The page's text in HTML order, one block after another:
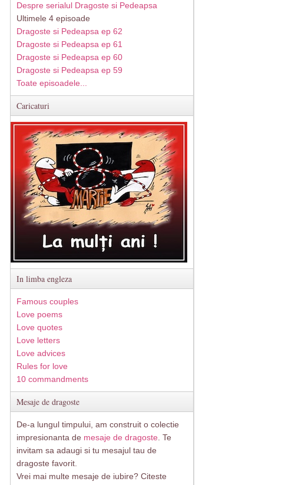
Despre serialul Dragoste si Pedeapsa
Ultimele 4 episoade
Dragoste si Pedeapsa ep 62
Dragoste si Pedeapsa ep 61
Dragoste si Pedeapsa ep 60
Dragoste si Pedeapsa ep 59
Toate episoadele...
Caricaturi
In limba engleza
Famous couples
Love poems
Love quotes
Love letters
Love advices
Rules for love
10 commandments
Mesaje de dragoste
De-a lungul timpului, am construit o colectie
impresionanta de mesaje de dragoste . Te
invitam sa adaugi si tu mesajul tau de
dragoste favorit.
Vrei mai multe mesaje de iubire? Citeste